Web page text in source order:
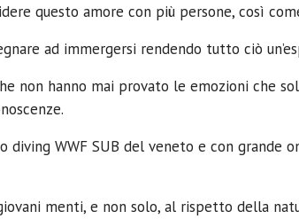
questo amore con più persone, così
ad immergersi rendendo tutto ciò
non hanno mai provato le emozioni che
diving WWF SUB del veneto e con
menti, e non solo, al rispetto della